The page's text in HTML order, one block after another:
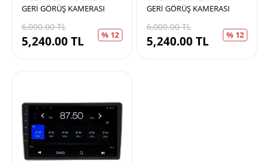
GERİ GÖRÜŞ KAMERASI
6,000.00TL
5,240.00TL % 12
GERİ GÖRÜŞ KAMERASI
6,000.00TL
5,240.00TL % 12